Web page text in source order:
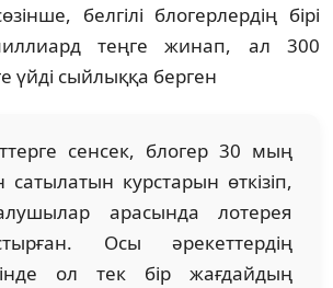
белгілі блогерлердің бірі
теңге жинап, ал 300
үйді сыйлыққа берген
сенсек, блогер 30 мың
сатылатын курстарын өткізіп,
арасында лотерея
Осы әрекеттердің
ол тек бір жағдайдың